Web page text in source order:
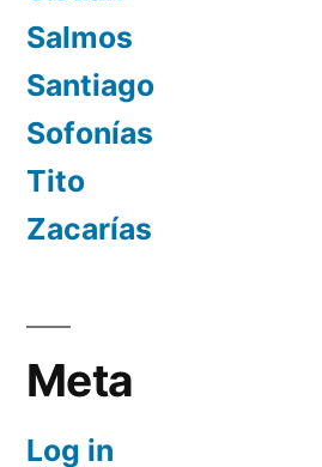
Salmos
Santiago
Sofonías
Tito
Zacarías
Meta
Log in